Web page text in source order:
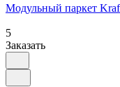
Модульный паркет
5
Заказать